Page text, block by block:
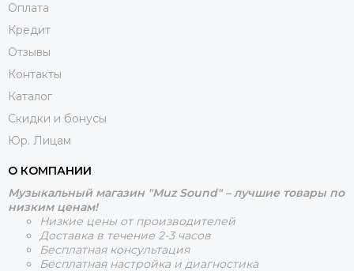
Оплата
Кредит
Отзывы
Контакты
Каталог
Скидки и бонусы
Юр. Лицам
О КОМПАНИИ
Музыкальный магазин "Muz Sound" – лучшие товары по
низким ценам!
Низкие цены от производителей
Доставка в течение 2-3 часов
Бесплатная консультация
Бесплатная настройка и диагностика